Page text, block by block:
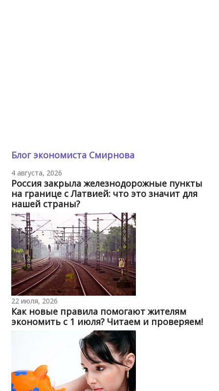
Блог экономиста Смирнова
4 августа, 2026
Россия закрыла железнодорожные пункты
на границе с Латвией: что это значит для
нашей страны?
22 июля, 2026
Как новые правила помогают жителям
экономить с 1 июля? Читаем и проверяем!